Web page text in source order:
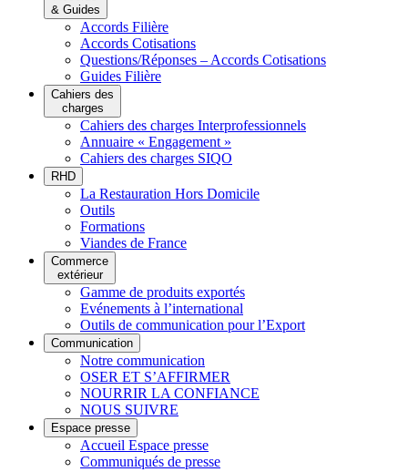
& Guides
Accords Filière
Accords Cotisations
Questions/Réponses – Accords Cotisations
Guides Filière
Cahiers des
charges
Cahiers des charges Interprofessionnels
Annuaire « Engagement »
Cahiers des charges SIQO
RHD
La Restauration Hors Domicile
Outils
Formations
Viandes de France
Commerce
extérieur
Gamme de produits exportés
Evénements à l’international
Outils de communication pour l’Export
Communication
Notre communication
OSER ET S’AFFIRMER
NOURRIR LA CONFIANCE
NOUS SUIVRE
Espace presse
Accueil Espace presse
Communiqués de presse